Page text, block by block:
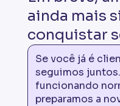
ainda mais
conquistar
Se você já é
seguimos
funcionando
preparamos a